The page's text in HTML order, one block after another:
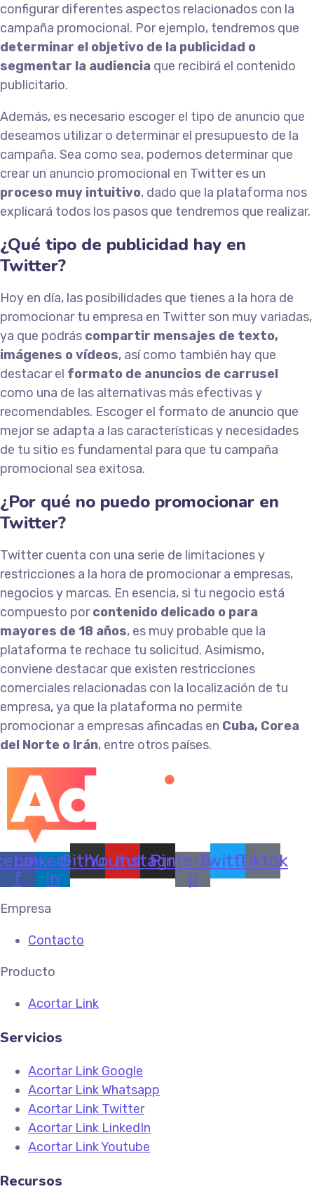
configurar diferentes aspectos relacionados con la
campaña promocional. Por ejemplo, tendremos que
determinar el objetivo de la publicidad o
segmentar la audiencia que recibirá el contenido
publicitario.
Además, es necesario escoger el tipo de anuncio que
deseamos utilizar o determinar el presupuesto de la
campaña. Sea como sea, podemos determinar que
crear un anuncio promocional en Twitter es un
proceso muy intuitivo, dado que la plataforma nos
explicará todos los pasos que tendremos que realizar.
¿Qué tipo de publicidad hay en
Twitter?
Hoy en día, las posibilidades que tienes a la hora de
promocionar tu empresa en Twitter son muy variadas,
ya que podrás compartir mensajes de texto,
imágenes o vídeos, así como también hay que
destacar el formato de anuncios de carrusel
como una de las alternativas más efectivas y
recomendables. Escoger el formato de anuncio que
mejor se adapta a las características y necesidades
de tu sitio es fundamental para que tu campaña
promocional sea exitosa.
¿Por qué no puedo promocionar en
Twitter?
Twitter cuenta con una serie de limitaciones y
restricciones a la hora de promocionar a empresas,
negocios y marcas. En esencia, si tu negocio está
compuesto porcontenido delicado o para
mayores de 18 años, es muy probable que la
plataforma te rechace tu solicitud. Asimismo,
conviene destacar que existen restricciones
comerciales relacionadas con la localización de tu
empresa, ya que la plataforma no permite
promocionar a empresas afincadas en Cuba, Corea
del Norte o Irán, entre otros países.
f
Linkedin-
in
GithubYoutube
Instagram
Pinterest-
p
TwitterTiktok
Empresa
Contacto
Producto
Acortar Link
Servicios
Acortar Link Google
Acortar Link Whatsapp
Acortar Link Twitter
Acortar Link LinkedIn
Acortar Link Youtube
Recursos